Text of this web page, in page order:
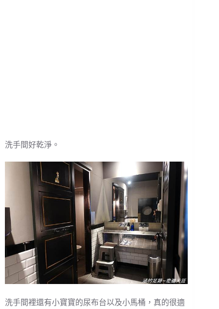
洗手間好乾淨。
洗手間裡還有小寶寶的尿布台以及小馬桶，真的很適